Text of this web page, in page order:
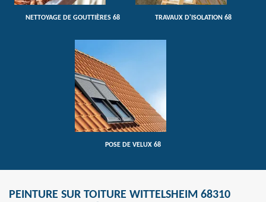
NETTOYAGE DE GOUTTIÈRES 68 TRAVAUX D'ISOLATION 68
POSE DE VELUX 68
PEINTURE SUR TOITURE WITTELSHEIM 68310